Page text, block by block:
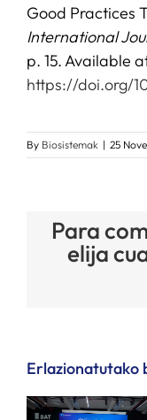
Good Practices
International
p. 15. Available
https://doi.org/
By Biosistemak | 25
Para
elija
Erlazionatutako